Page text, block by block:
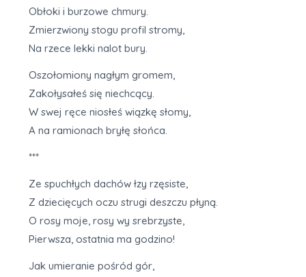
Obłoki i burzowe chmury.
Zmierzwiony stogu profil stromy,
Na rzece lekki nalot bury.
Oszołomiony nagłym gromem,
Zakołysałeś się niechcący.
W swej ręce niosłeś wiązkę słomy,
A na ramionach bryłę słońca.
***
Ze spuchłych dachów łzy rzęsiste,
Z dziecięcych oczu strugi deszczu płyną.
O rosy moje, rosy wy srebrzyste,
Pierwsza, ostatnia ma godzino!
Jak umieranie pośród gór,